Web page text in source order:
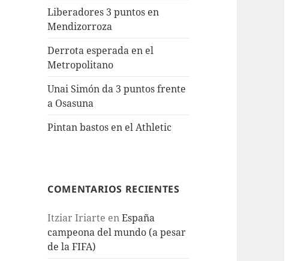
Liberadores 3 puntos en
Mendizorroza
Derrota esperada en el
Metropolitano
Unai Simón da 3 puntos frente
a Osasuna
Pintan bastos en el Athletic
COMENTARIOS RECIENTES
Itziar Iriarte enEspaña
campeona del mundo (a pesar
de la FIFA)